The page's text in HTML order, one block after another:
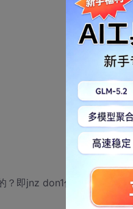
？即jnz don1何时不成立的？